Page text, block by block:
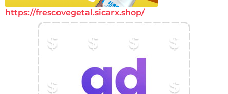
https://frescovegetal.sicarx.shop/